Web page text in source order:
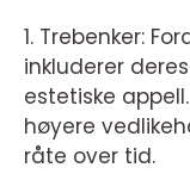
1. Trebenker:
inkluderer
estetiske
høyere
råte over tid.